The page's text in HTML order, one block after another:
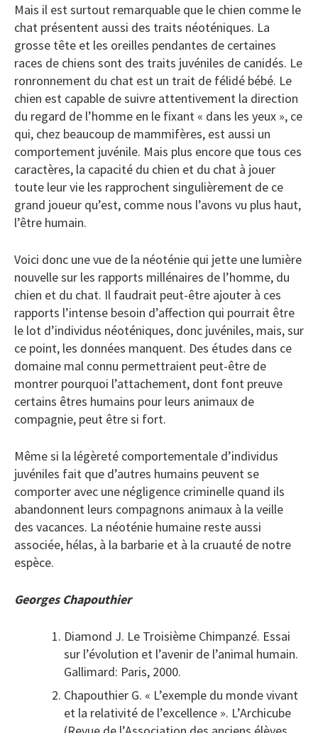
Mais il est surtout remarquable que le chien comme le
chat présentent aussi des traits néoténiques. La
grosse tête et les oreilles pendantes de certaines
races de chiens sont des traits juvéniles de canidés. Le
ronronnement du chat est un trait de félidé bébé. Le
chien est capable de suivre attentivement la direction
du regard de l’homme en le fixant « dans les yeux », ce
qui, chez beaucoup de mammifères, est aussi un
comportement juvénile. Mais plus encore que tous ces
caractères, la capacité du chien et du chat à jouer
toute leur vie les rapprochent singulièrement de ce
grand joueur qu’est, comme nous l’avons vu plus haut,
l’être humain.
Voici donc une vue de la néoténie qui jette une lumière
nouvelle sur les rapports millénaires de l’homme, du
chien et du chat. Il faudrait peut-être ajouter à ces
rapports l’intense besoin d’affection qui pourrait être
le lot d’individus néoténiques, donc juvéniles, mais, sur
ce point, les données manquent. Des études dans ce
domaine mal connu permettraient peut-être de
montrer pourquoi l’attachement, dont font preuve
certains êtres humains pour leurs animaux de
compagnie, peut être si fort.
Même si la légèreté comportementale d’individus
juvéniles fait que d’autres humains peuvent se
comporter avec une négligence criminelle quand ils
abandonnent leurs compagnons animaux à la veille
des vacances. La néoténie humaine reste aussi
associée, hélas, à la barbarie et à la cruauté de notre
espèce.
Georges Chapouthier
Diamond J. Le Troisième Chimpanzé. Essai
sur l’évolution et l’avenir de l’animal humain.
Gallimard: Paris, 2000.
Chapouthier G. « L’exemple du monde vivant
et la relativité de l’excellence ». L’Archicube